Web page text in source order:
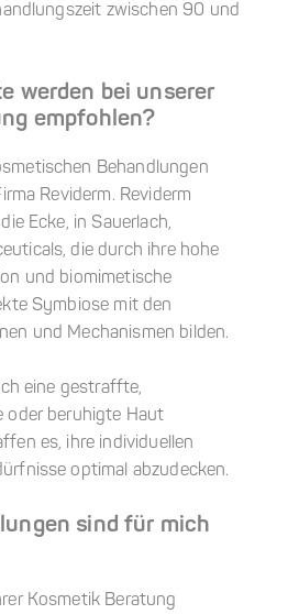
zwischen 90 und
werden bei unserer
empfohlen?
Behandlungen
Reviderm. Reviderm
Ecke, in Sauerlach,
die durch ihre hohe
und biomimetische
Symbiose mit den
und Mechanismen bilden.
eine gestraffte,
oder beruhigte Haut
es, ihre individuellen
optimal abzudecken.
sind für mich
Kosmetik Beratung